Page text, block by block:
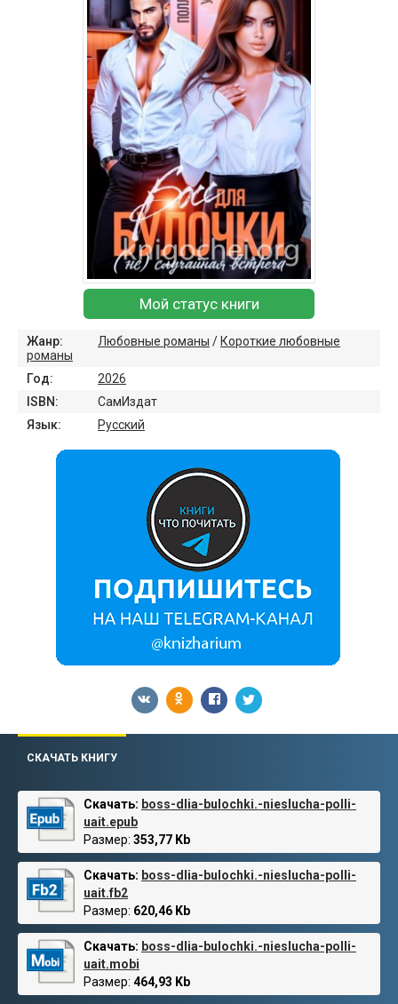
Мой статус книги
Жанр: Любовные романы / Короткие любовные
романы
Год:
2026
ISBN:
СамИздат
Язык:
Русский
СКАЧАТЬ КНИГУ
Скачать: boss-dlia-bulochki.-nieslucha-polli-
uait.epub
Размер: 353,77 Kb
Скачать: boss-dlia-bulochki.-nieslucha-polli-
uait.fb2
Размер: 620,46 Kb
Скачать: boss-dlia-bulochki.-nieslucha-polli-
uait.mobi
Размер: 464,93 Kb